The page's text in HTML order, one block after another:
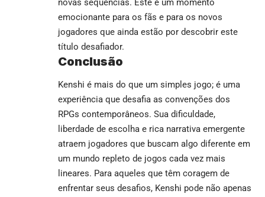
novas sequências. Este é um momento
emocionante para os fãs e para os novos
jogadores que ainda estão por descobrir este
título desafiador.
Conclusão
Kenshi é mais do que um simples jogo; é uma
experiência que desafia as convenções dos
RPGs contemporâneos. Sua dificuldade,
liberdade de escolha e rica narrativa emergente
atraem jogadores que buscam algo diferente em
um mundo repleto de jogos cada vez mais
lineares. Para aqueles que têm coragem de
enfrentar seus desafios, Kenshi pode não apenas